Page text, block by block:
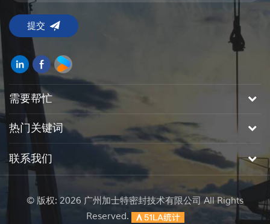
需要帮忙
热门关键词
联系我们
© 版权: 2026 广州加士特密封技术有限公司 All Rights
Reserved.